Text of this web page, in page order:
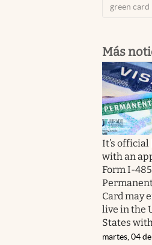
green card
Más
It’s official
with an
Form I-
Card may
live in the
States
martes, 04